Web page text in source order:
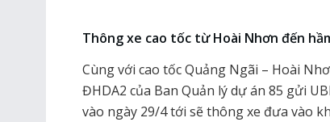
Thông xe cao tốc từ Hoài Nhơn đến
Cùng với cao tốc Quảng Ngãi – Hoài
ĐHDA2 của Ban Quản lý dự án 85 gửi
vào ngày 29/4 tới sẽ thông xe đưa vào